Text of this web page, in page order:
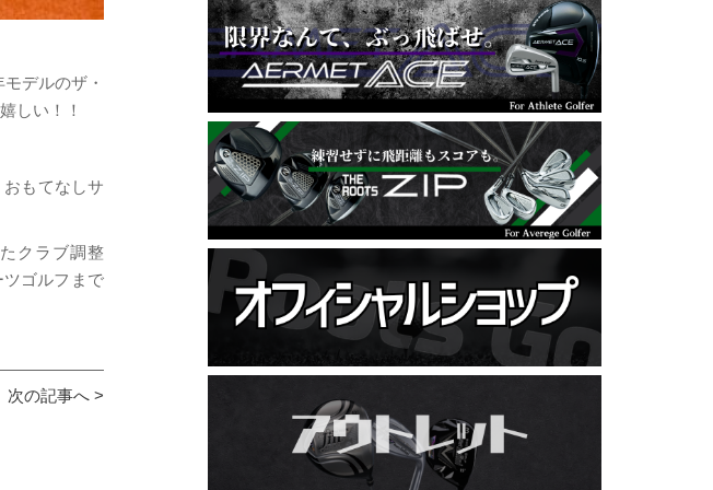
デルのザ・
しい！！
おもてなしサ
クラブ調整
ツゴルフまで
次の記事へ >